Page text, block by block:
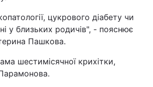
цукрового діабету чи
у близьких родичів", - пояснює
Пашкова.
шестимісячної крихітки,